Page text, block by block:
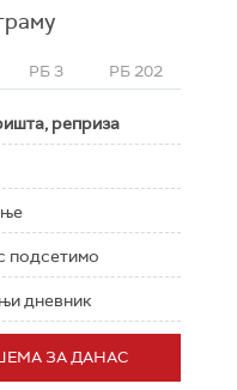
РБ 3 РБ 202
реприза
подсетимо
дневник
ЗА ДАНАС